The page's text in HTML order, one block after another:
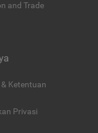
and Trade
Ketentuan
Privasi